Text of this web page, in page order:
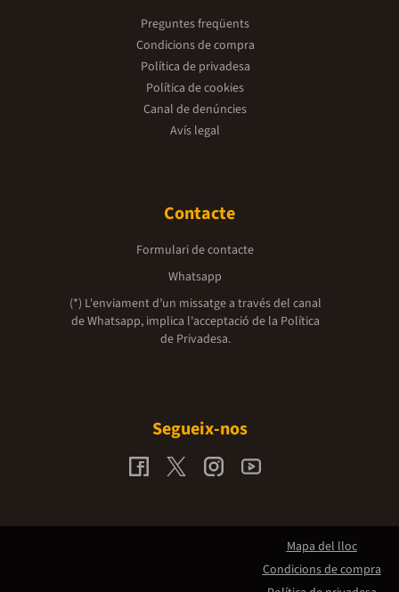
Preguntes freqüents
Condicions de compra
Política de privadesa
Política de cookies
Canal de denúncies
Avís legal
Contacte
Formulari de contacte
Whatsapp
(*) L'enviament d’un missatge a través del canal
de Whatsapp, implica l'acceptació de la Política
de Privadesa.
Segueix-nos
Mapa del lloc
Condicions de compra